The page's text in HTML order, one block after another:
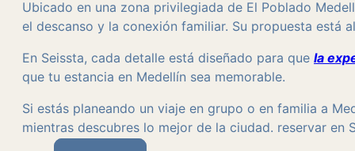
Ubicado en una zona privilegiada de El Poblado
el descanso y la conexión familiar. Su propuesta está
En Seissta, cada detalle está diseñado para que la
que tu estancia en Medellín sea memorable.
Si estás planeando un viaje en grupo o en familia a
mientras descubres lo mejor de la ciudad. reservar en